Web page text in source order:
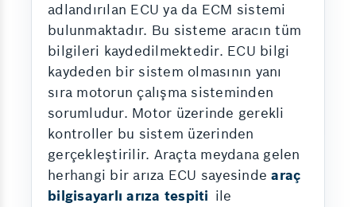
adlandırılan ECU ya da ECM sistemi
bulunmaktadır. Bu sisteme aracın tüm
bilgileri kaydedilmektedir. ECU bilgi
kaydeden bir sistem olmasının yanı
sıra motorun çalışma sisteminden
sorumludur. Motor üzerinde gerekli
kontroller bu sistem üzerinden
gerçekleştirilir. Araçta meydana gelen
herhangi bir arıza ECU sayesindearaç
bilgisayarlı arıza tespiti ile